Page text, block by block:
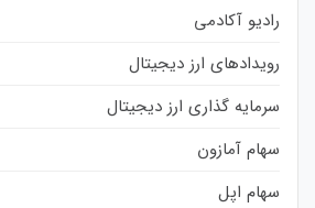
رادیو آکادمی
رویدادهای ارز دیجیتال
سرمایه گذاری ارز دیجیتال
سهام آمازون
سهام اپل